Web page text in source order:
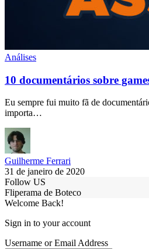
Análises
10 documentários sobre
Eu sempre fui muito fã de
importa…
Guilherme Ferrari
31 de janeiro de 2020
Follow US
Fliperama de Boteco
Welcome Back!
Sign in to your account
Username or Email Address